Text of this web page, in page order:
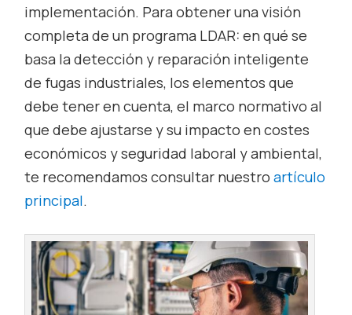
implementación. Para obtener una visión
completa de un programa LDAR: en qué se
basa la detección y reparación inteligente
de fugas industriales, los elementos que
debe tener en cuenta, el marco normativo al
que debe ajustarse y su impacto en costes
económicos y seguridad laboral y ambiental,
te recomendamos consultar nuestroartículo
principal.